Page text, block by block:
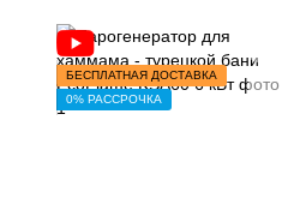
БЕСПЛАТНАЯ ДОСТАВКА
0% РАССРОЧКА